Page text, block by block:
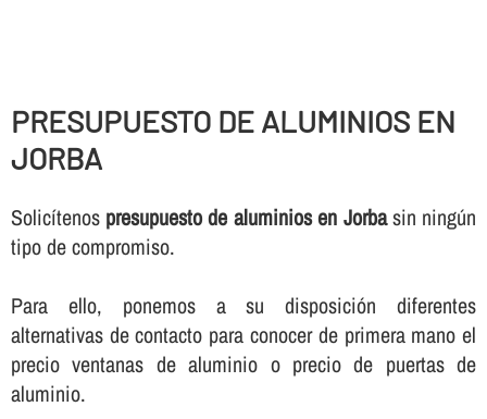
PRESUPUESTO DE ALUMINIOS EN
JORBA
Solicí­tenos presupuesto de aluminios en Jorbasin ningún
tipo de compromiso.
Para ello, ponemos a su disposición diferentes
alternativas de contacto para conocer de primera mano el
precio ventanas de aluminio o precio de puertas de
aluminio.